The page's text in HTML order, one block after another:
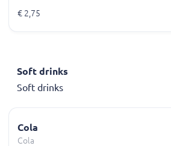
€ 2,75
Soft drinks
Soft drinks
Cola
Cola